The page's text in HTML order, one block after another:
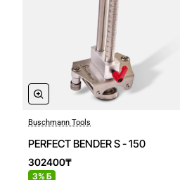
Buschmann Tools
PERFECT BENDER S - 150
302400₸
3% Б